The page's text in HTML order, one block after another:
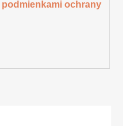
podmienkami ochrany